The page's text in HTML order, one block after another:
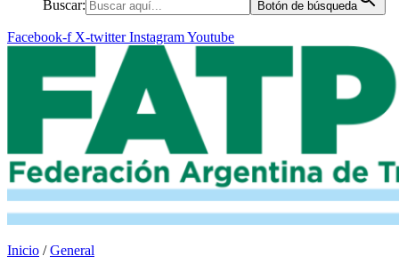
Buscar: Botón de búsqueda
Facebook-f X-twitter InstagramYoutube
Inicio /General